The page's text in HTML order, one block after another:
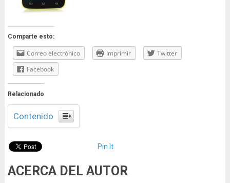
Comparte esto:
Correo electrónico Imprimir
Twitter
Facebook
Relacionado
Contenido
Pin It
ACERCA DEL AUTOR